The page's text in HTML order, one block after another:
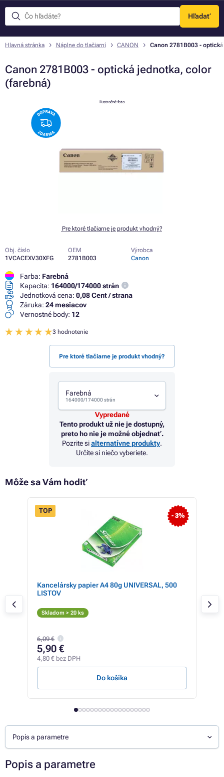
Hľadať
Menu
Hlavná stránka Náplne do tlačiarní CANON Canon 2781B003 -
Canon 2781B003 - optická jednotka, color
(farebná)
ilustračné foto
Pre ktoré tlačiarne je produkt vhodný?
Obj. číslo
1VCACEXV30XFG
OEM
2781B003
Výrobca
Canon
Farba: Farebná
Kapacita: 164000/174000 strán
Jednotková cena: 0,08 Cent / strana
Záruka: 24 mesiacov
Vernostné body: 12
3 hodnotenie
Pre ktoré tlačiarne je produkt vhodný?
Farebná
164000/174000 strán
Vypredané
Tento produkt už nie je dostupný,
preto ho nie je možné objednať.
Pozrite sialternatívne produkty.
Určite si niečo vyberiete.
Môže sa Vám hodiť
- 3%
TOP
Kancelársky papier A4 80g UNIVERSAL, 500
LISTOV
Skladom > 20 ks
6,09 €
5,90 €
4,80 € bez DPH
Do košíka
Popis a parametre
Popis a parametre